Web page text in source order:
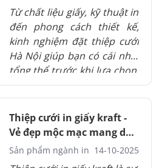
Từ chất liệu giấy, kỹ thuật in
đến phong cách thiết kế,
kinh nghiệm đặt thiệp cưới
Hà Nội giúp bạn có cái nhìn
tổng thể trước khi lựa chọn.
Việc chọn đúng nhà in uy tín
và đặt hàng đúng thời điểm
không chỉ đảm bảo chất
lượng mà còn thể hiện sự
chuẩn bị kỹ lưỡng cho ngày
trọng đại.
Thiệp cưới in giấy kraft -
Vẻ đẹp mộc mạc mang dấu
ấn riêng
Sản phẩm ngành in 14-10-2025